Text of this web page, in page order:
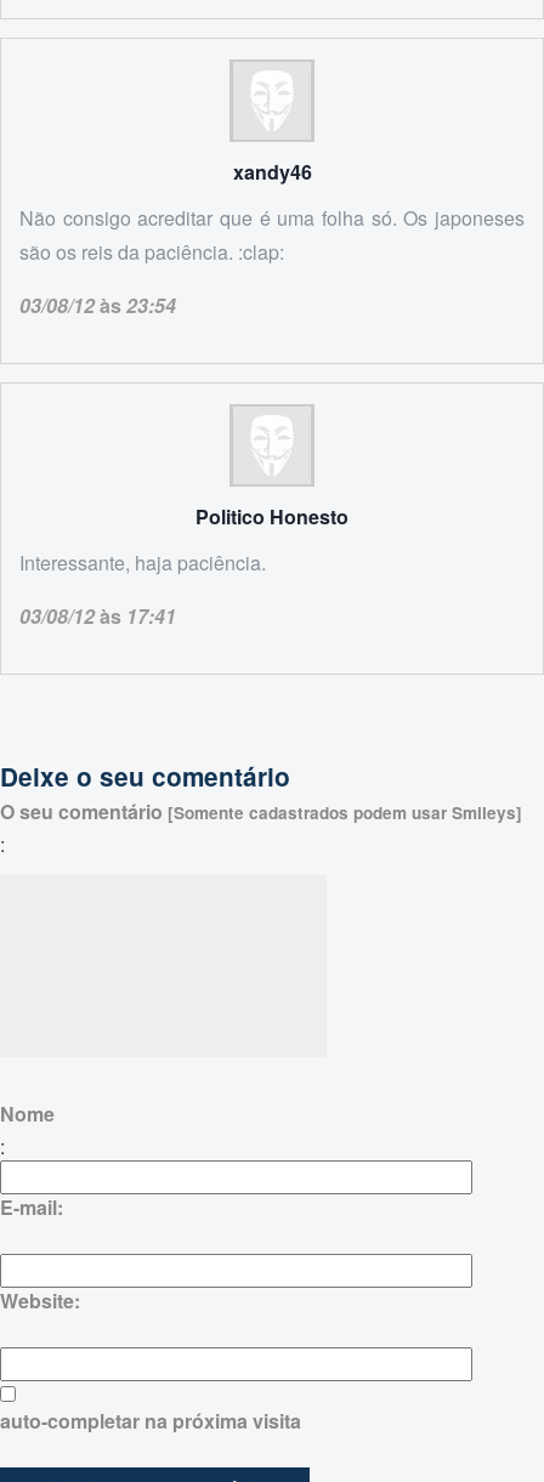
xandy46
Não consigo acreditar que é uma folha só. Os japoneses
são os reis da paciência. :clap:
03/08/12às23:54
Politico Honesto
Interessante, haja paciência.
03/08/12às 17:41
Deixe o seu comentário
O seu comentário [Somente cadastrados podem usar Smileys]
:
Nome
:
E-mail:
Website:
auto-completar na próxima visita